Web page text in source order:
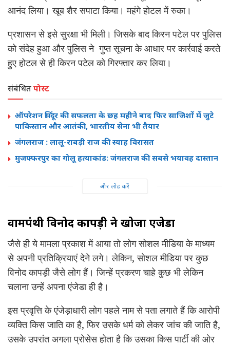
आनंद लिया। खूब शैर सपाटा किया। महंगे होटल में रुका।
प्रशासन से इसे सुरक्षा भी मिली। जिसके बाद किरन पटेल पर पुलिस
को संदेह हुआ और पुलिस ने गुप्त सूचना के आधार पर कार्रवाई करते
हुए होटल से ही किरन पटेल को गिरफ्तार कर लिया।
संबंधितपोस्ट
ऑपरेशन सिंदूर की सफलता के छह महीने बाद फिर साजिशों में जुटे
पाकिस्तान और आतंकी, भारतीय सेना भी तैयार
जंगलराज : लालू-राबड़ी राज की स्याह विरासत
मुजफ्फरपुर का गोलू हत्याकांड: जंगलराज की सबसे भयावह दास्तान
और लोड करें
वामपंथी विनोद कापड़ी ने खोजा एंजेडा
जैसे ही ये मामला प्रकाश में आया तो लोग सोशल मीडिया के माध्यम
से अपनी प्रतिक्रियाएं देने लगे। लेकिन, सोशल मीडिया पर कुछ
विनोद कापड़ी जैसे लोग हैं। जिन्हें प्रकरण चाहे कुछ भी लेकिन
चलाना उन्हें अपना एंजेडा ही है।
इस प्रवृत्ति के एंजेड़ाधारी लोग पहले नाम से पता लगाते हैं कि आरोपी
व्यक्ति किस जाति का है, फिर उसके धर्म को लेकर जांच की जाति है,
उसके उपरांत अगला प्रोसेस होता है कि उसका किस पार्टी की ओर